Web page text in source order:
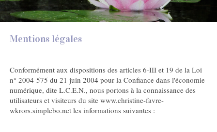
Mentions légales
Conformément aux dispositions des articles 6-III et 19 de la Loi
n° 2004-575 du 21 juin 2004 pour la Confiance dans l'économie
numérique, dite L.C.E.N., nous portons à la connaissance des
utilisateurs et visiteurs du site www.christine-favre-
wkrors.simplebo.net les informations suivantes :